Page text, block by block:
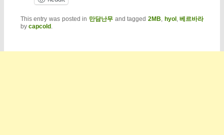
This entry was posted in 만담난무 and tagged2MB hyol,베르바라
by capcold.